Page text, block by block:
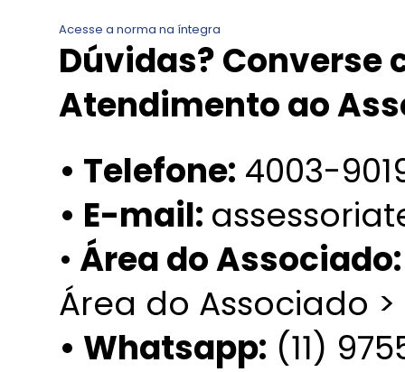
Acesse a norma na íntegra
Dúvidas? Converse
Atendimento ao
• Telefone: 4003-
• E-mail:
• Área do
Área do Associado
• Whatsapp: (11)